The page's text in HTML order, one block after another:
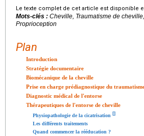
Le texte complet de cet article est disponible
Mots-clés : Cheville, Traumatisme de
Proprioception
Plan
Introduction
Stratégie documentaire
Biomécanique de la cheville
Prise en charge prédiagnostique du
Diagnostic médical de l'entorse
Thérapeutiques de l'entorse de cheville
Physiopathologie de la cicatrisation []
Les différents traitements
Quand commencer la rééducation ?